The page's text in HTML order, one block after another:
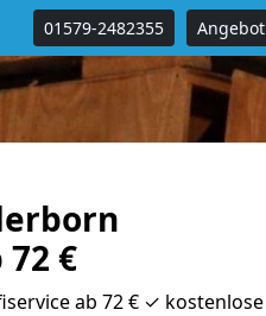
01579-2482355 Angebot
€
ab 72 € ✓ kostenlose